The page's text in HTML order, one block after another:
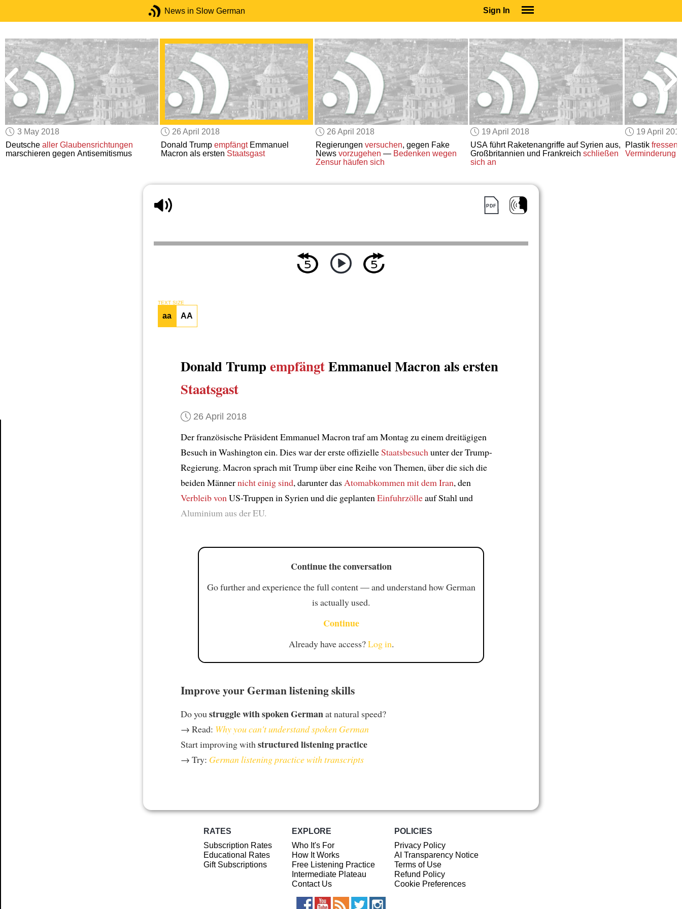
News in Slow German Sign In
SUBSCRIBE
EDUCATIONAL LICENSES
GIFT CARDS
OTHER LANGUAGES
ABOUT US
ALEXA
ADJUST COLORS
3 May 2018
Deutschealler Glaubensrichtungen
marschieren gegen Antisemitismus
26 April 2018
Donald Trump empfängtEmmanuel
Macron als ersten Staatsgast
26 April 2018
Regierungen versuchen, gegen Fake
News vorzugehen — Bedenken wegen
Zensur häufen sich
19 April 2018
USA führt Raketenangriffe auf Syrien aus,
Großbritannien und Frankreich schließen
sich an
19 April
Plastik
Verminderung
TEXT SIZE
aa AA
Donald Trump empfängtEmmanuel Macron als ersten
Staatsgast
26 April 2018
Der französische Präsident Emmanuel Macron traf am Montag zu einem dreitägigen
Besuch in Washington ein. Dies war der erste offizielleStaatsbesuchunter der Trump-
Regierung. Macron sprach mit Trump über eine Reihe von Themen, über die sich die
beiden Männernicht einig sind, darunter dasAtomabkommen mit dem Iran, den
Verbleib vonUS-Truppen in Syrien und die geplantenEinfuhrzölleauf Stahl und
Aluminium aus der EU.
Continue the conversation
Go further and experience the full content — and understand how German
is actually used.
Continue
Already have access?Log in.
Improve your German listening skills
Do youstruggle with spoken Germanat natural speed?
→ Read: Why you can't understand spoken German
Start improving withstructured listening practice
→ Try: German listening practice with transcripts
RATES
Subscription Rates
Educational Rates
Gift Subscriptions
EXPLORE
Who It's For
How It Works
Free Listening Practice
Intermediate Plateau
Contact Us
POLICIES
Privacy Policy
AI Transparency Notice
Terms of Use
Refund Policy
Cookie Preferences